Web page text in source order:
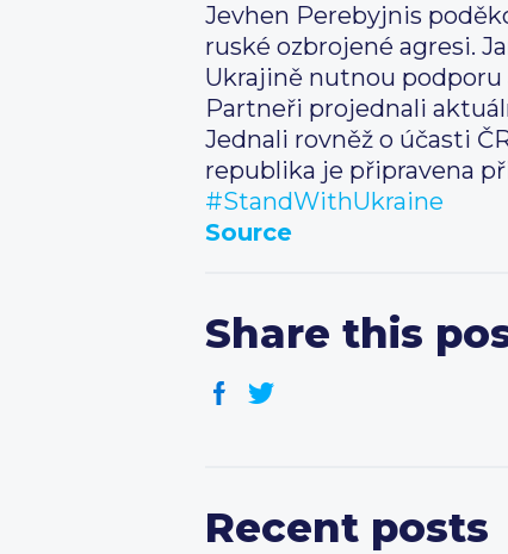
Jevhen Perebyjnis
ruské ozbrojené agresi.
Ukrajině nutnou podporu
Partneři projednali
Jednali rovněž o účasti
republika je připravena
#StandWithUkraine
Source
Share this
Recent posts